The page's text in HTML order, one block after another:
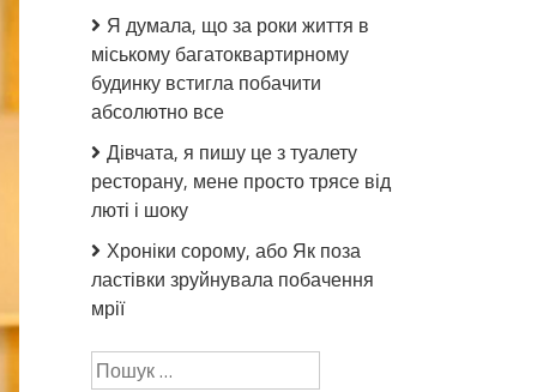
Я думала, що за роки життя в
міському багатоквартирному
будинку встигла побачити
абсолютно все
Дівчата, я пишу це з туалету
ресторану, мене просто трясе від
люті і шоку
Хроніки сорому, або Як поза
ластівки зруйнувала побачення
мрії
Пошук: